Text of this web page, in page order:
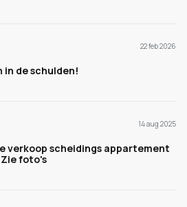
22 feb 2026
in de schulden!
14 aug 2025
verkoop scheidings appartement
Zie foto's